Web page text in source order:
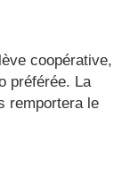
coopérative,
préférée. La
remportera le